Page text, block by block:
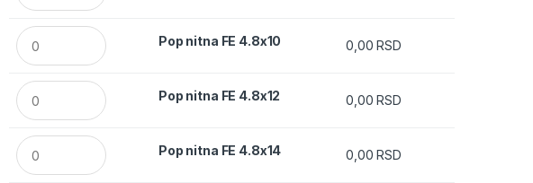
Pop nitna FE 4.8x10 quantity
Pop nitna FE 4.8x10 0,00RSD
Pop nitna FE 4.8x12 quantity
Pop nitna FE 4.8x12 0,00RSD
Pop nitna FE 4.8x14 quantity
Pop nitna FE 4.8x14 0,00RSD